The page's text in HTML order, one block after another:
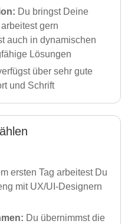
Du bringst Deine
gern
auch in dynamischen
Lösungen
über sehr gute
und Schrift
ersten Tag arbeitest Du
mit UX/UI-Designern
Du übernimmst die